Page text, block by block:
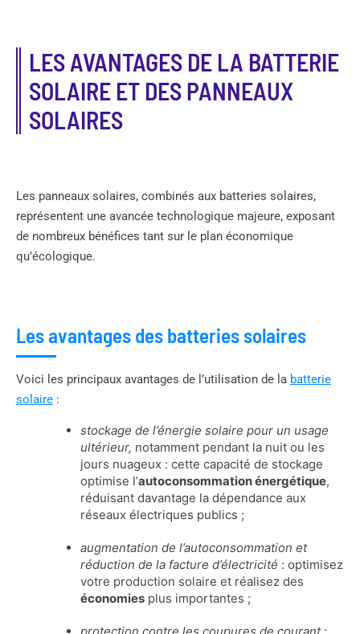
LES AVANTAGES DE LA BATTERIE
SOLAIRE ET DES PANNEAUX
SOLAIRES
Les panneaux solaires, combinés aux batteries solaires,
représentent une avancée technologique majeure, exposant
de nombreux bénéfices tant sur le plan économique
qu’écologique.
Les avantages des batteries solaires
Voici les principaux avantages de l’utilisation de la batterie
solaire :
stockage de l’énergie solaire pour un usage
ultérieur, notamment pendant la nuit ou les
jours nuageux : cette capacité de stockage
optimise l’autoconsommation énergétique,
réduisant davantage la dépendance aux
réseaux électriques publics ;
augmentation de l’autoconsommation et
réduction de la facture d’électricité : optimisez
votre production solaire et réalisez des
économies plus importantes ;
protection contre les coupures de courant: